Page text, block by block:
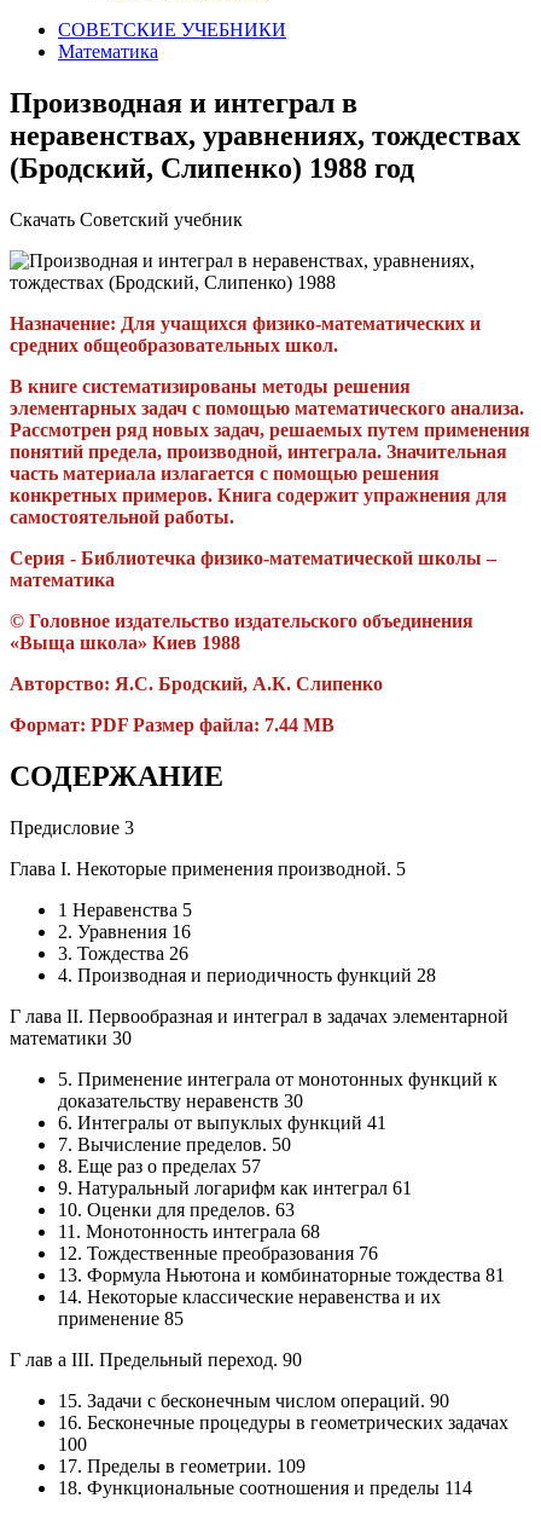
СОВЕТСКИЕ УЧЕБНИКИ
Математика
Производная и интеграл в
неравенствах, уравнениях, тождествах
(Бродский, Слипенко) 1988 год
Скачать Советский учебник
Назначение: Для учащихся физико-математических и
средних общеобразовательных школ.
В книге систематизированы методы решения
элементарных задач с помощью математического анализа.
Рассмотрен ряд новых задач, решаемых путем применения
понятий предела, производной, интеграла. Значительная
часть материала излагается с помощью решения
конкретных примеров. Книга содержит упражнения для
самостоятельной работы.
Серия - Библиотечка физико-математической школы –
математика
© Головное издательство издательского объединения
«Выща школа» Киев 1988
Авторство: Я.С. Бродский, А.К. Слипенко
Формат: PDF Размер файла: 7.44 MB
СОДЕРЖАНИЕ
Предисловие 3
Глава I. Некоторые применения производной. 5
1 Неравенства 5
2. Уравнения 16
3. Тождества 26
4. Производная и периодичность функций 28
Г лава II. Первообразная и интеграл в задачах элементарной
математики 30
5. Применение интеграла от монотонных функций к
доказательству неравенств 30
6. Интегралы от выпуклых функций 41
7. Вычисление пределов. 50
8. Еще раз о пределах 57
9. Натуральный логарифм как интеграл 61
10. Оценки для пределов. 63
11. Монотонность интеграла 68
12. Тождественные преобразования 76
13. Формула Ньютона и комбинаторные тождества 81
14. Некоторые классические неравенства и их
применение 85
Г лав а III. Предельный переход. 90
15. Задачи с бесконечным числом операций. 90
16. Бесконечные процедуры в геометрических задачах
100
17. Пределы в геометрии. 109
18. Функциональные соотношения и пределы 114